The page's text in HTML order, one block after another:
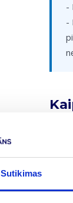
Sutikimas
-
-